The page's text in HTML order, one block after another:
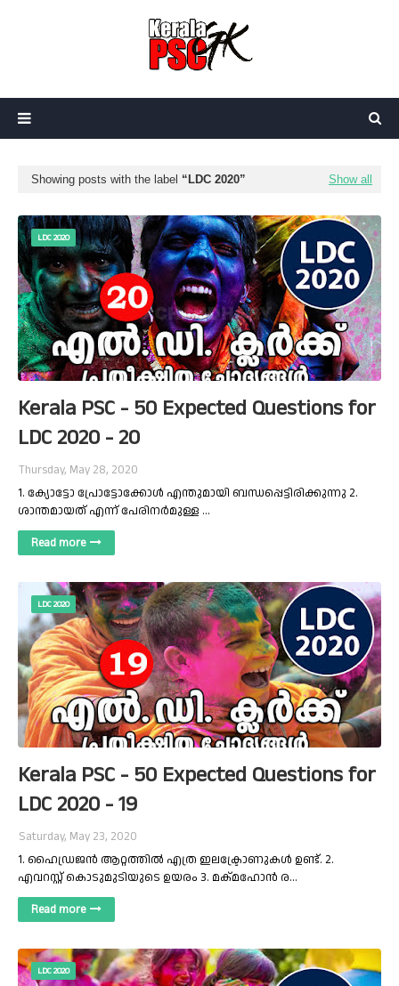
Showing posts with the label LDC 2020 Show all
LDC 2020
Kerala PSC - 50 Expected Questions for
LDC 2020 - 20
Thursday, May 28, 2020
1. ക്യോട്ടോ പ്രോട്ടോക്കോൾ എന്തുമായി ബന്ധപ്പെട്ടിരിക്കുന്നു 2.
ശാന്തമായത് എന്ന് പേരിനർമുള്ള …
Read more
LDC 2020
Kerala PSC - 50 Expected Questions for
LDC 2020 - 19
Saturday, May 23, 2020
1. ഹൈഡ്രജൻ ആറ്റത്തിൽ എത്ര ഇലക്ട്രോണുകൾ ഉണ്ട്. 2.
എവറസ്റ്റ് കൊടുമുടിയുടെ ഉയരം 3. മക്മഹോൻ ര…
Read more
LDC 2020